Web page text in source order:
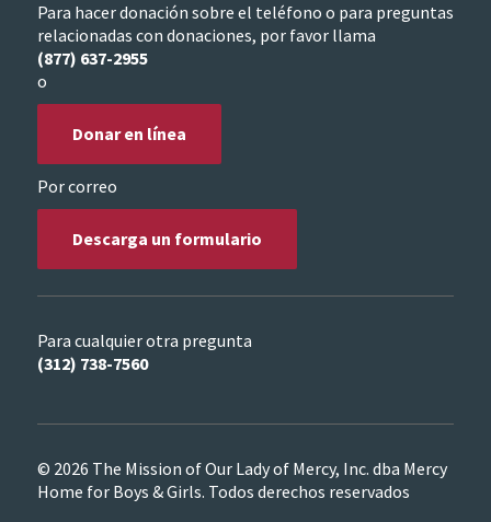
Para hacer donación sobre el teléfono o para preguntas
relacionadas con donaciones, por favor llama
(877) 637-2955
o
Donar en línea
Por correo
Descarga un formulario
Para cualquier otra pregunta
(312) 738-7560
© 2026 The Mission of Our Lady of Mercy, Inc. dba Mercy
Home for Boys & Girls. Todos derechos reservados